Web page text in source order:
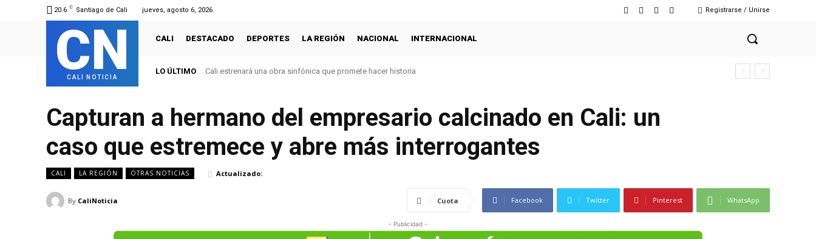
20.6 C Santiago de Cali jueves, agosto 6, 2026 Registrarse / Unirse
CN
CALI NOTICIA
CALI DESTACADO DEPORTES LA REGIÓN NACIONAL INTERNACIONAL
LO ÚLTIMO Cali revive grandes amores con concierto filarmónico a la plancha
Capturan a hermano del empresario calcinado en Cali: un
caso que estremece y abre más interrogantes
CALI LA REGIÓN OTRAS NOTICIAS Actualizado:
By CaliNoticia Cuota Facebook Twitter Pinterest WhatsApp
- Publicidad -